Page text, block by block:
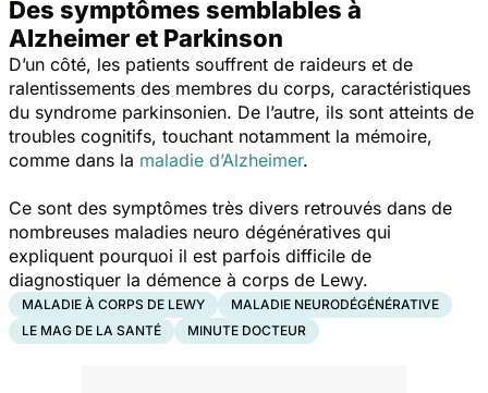
Des symptômes semblables à
Alzheimer et Parkinson
D’un côté, les patients souffrent de raideurs et de
ralentissements des membres du corps, caractéristiques
du syndrome parkinsonien. De l’autre, ils sont atteints de
troubles cognitifs, touchant notamment la mémoire,
comme dans la maladie d’Alzheimer.
Ce sont des symptômes très divers retrouvés dans de
nombreuses maladies neuro dégénératives qui
expliquent pourquoi il est parfois difficile de
diagnostiquer la démence à corps de Lewy.
MALADIE À CORPS DE LEWY
MALADIE NEURODÉGÉNÉRATIVE
LE MAG DE LA SANTÉ
MINUTE DOCTEUR